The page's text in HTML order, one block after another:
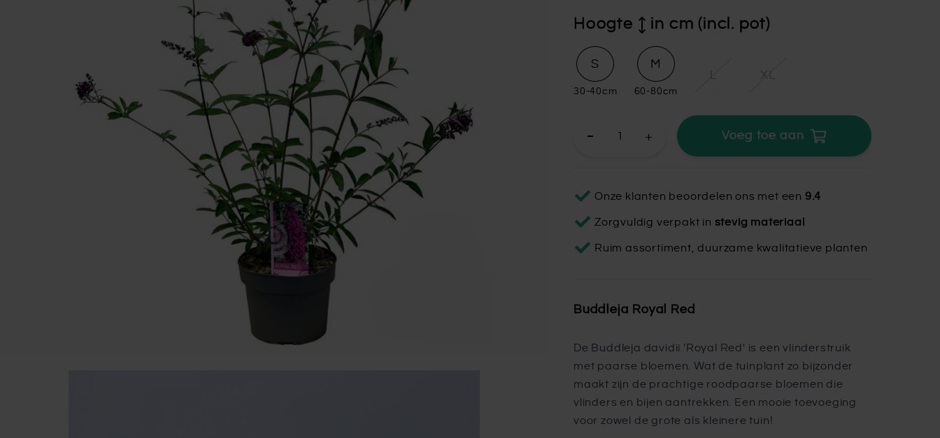
Hoogte in cm (incl. pot)
S
30-40cm
M
60-80cm
XL
+ Voeg toe aan
Onze klanten beoordelen ons met een 9.4
Zorgvuldig verpakt in stevig materiaal
Ruim assortiment, duurzame kwalitatieve planten
Buddleja Royal Red
De Buddleja davidii 'Royal Red' is een vlinderstruik
met paarse bloemen. Wat de tuinplant zo bijzonder
maakt zijn de prachtige roodpaarse bloemen die
vlinders en bijen aantrekken. Een mooie toevoeging
voor zowel de grote als kleinere tuin!